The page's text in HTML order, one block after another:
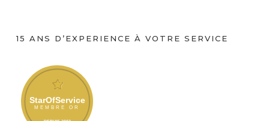
15 ANS D’EXPERIENCE À VOTRE SERVICE